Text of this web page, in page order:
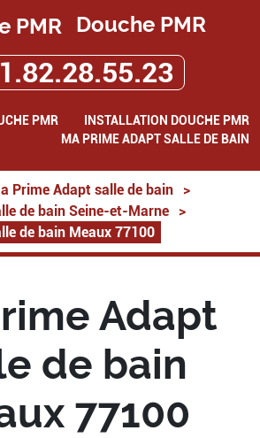
Douche PMR
PMR
INSTALLATION DOUCHE PMR
MA PRIME ADAPT SALLE DE BAIN
Prime Adapt salle de bain
>
de bain Seine-et-Marne
>
de bain Meaux 77100
Adapt
de bain
77100